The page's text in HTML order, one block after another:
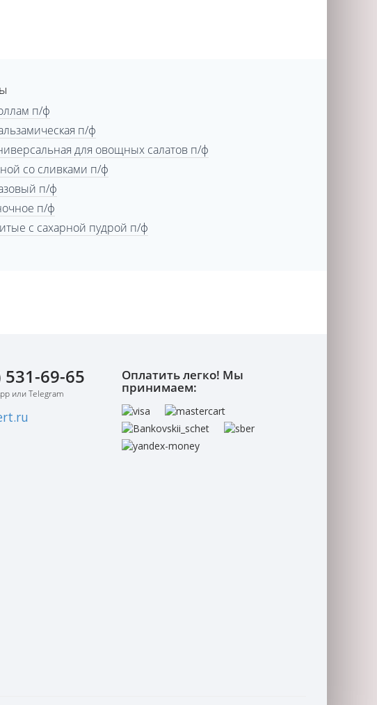
п/ф
п/ф
для овощных салатов п/ф
со сливками п/ф
п/ф
п/ф
с сахарной пудрой п/ф
531-69-65
или Telegram
Оплатить легко! Мы
принимаем: